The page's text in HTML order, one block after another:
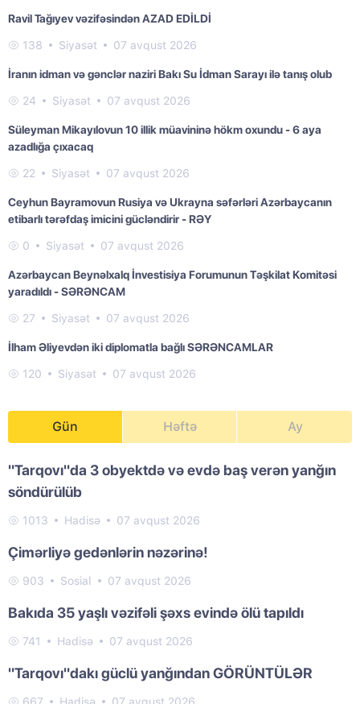
Ravil Tağıyev vəzifəsindən AZAD EDİLDİ
138 Siyasət 07 avqust 2026
İranın idman və gənclər naziri Bakı Su İdman Sarayı ilə tanış olub
24 Siyasət 07 avqust 2026
Süleyman Mikayılovun 10 illik müavininə hökm oxundu - 6 aya
azadlığa çıxacaq
22 Siyasət 07 avqust 2026
Ceyhun Bayramovun Rusiya və Ukrayna səfərləri Azərbaycanın
etibarlı tərəfdaş imicini gücləndirir - RƏY
0 Siyasət 07 avqust 2026
Azərbaycan Beynəlxalq İnvestisiya Forumunun Təşkilat Komitəsi
yaradıldı - SƏRƏNCAM
27 Siyasət 07 avqust 2026
İlham Əliyevdən iki diplomatla bağlı SƏRƏNCAMLAR
120 Siyasət 07 avqust 2026
Gün Həftə Ay
"Tarqovı"da 3 obyektdə və evdə baş verən yanğın
söndürülüb
1013 Hadisə 07 avqust 2026
Çimərliyə gedənlərin nəzərinə!
903 Sosial 07 avqust 2026
Bakıda 35 yaşlı vəzifəli şəxs evində ölü tapıldı
741 Hadisə 07 avqust 2026
"Tarqovı"dakı güclü yanğından GÖRÜNTÜLƏR